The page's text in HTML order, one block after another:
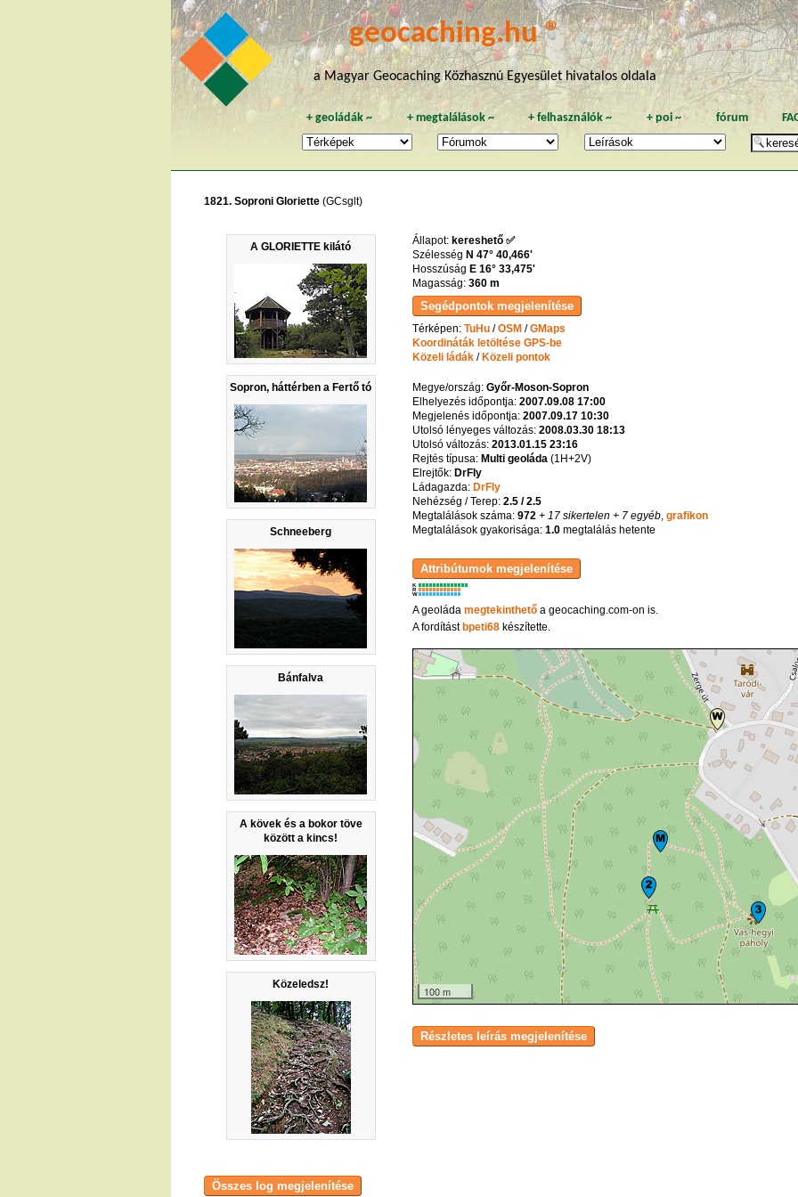
geocaching.hu ®
a Magyar Geocaching Közhasznú Egyesület hivatalos oldala
+geoládák ~ + megtalálások~ +felhasználók ~ +poi~ fórum
1821. Soproni Gloriette (GCsglt)
A GLORIETTE kilátó
Sopron, háttérben a Fertő tó
Schneeberg
Bánfalva
A kövek és a bokor töve
között a kincs!
Közeledsz!
Állapot: kereshető ✅
Szélesség N 47° 40,466'
Hosszúság E 16° 33,475'
Magasság: 360 m
Térképen: TuHu/OSM /GMaps
Koordináták letöltése GPS-be
Közeli ládák/ Közeli pontok
Megye/ország: Győr-Moson-Sopron
Elhelyezés időpontja: 2007.09.08 17:00
Megjelenés időpontja: 2007.09.17 10:30
Utolsó lényeges változás: 2008.03.30 18:13
Utolsó változás: 2013.01.15 23:16
Rejtés típusa: Multi geoláda(1H+2V)
Elrejtők: DrFly
Ládagazda: DrFly
Nehézség / Terep: 2.5 / 2.5
Megtalálások száma: 972+ 17 sikertelen + 7 egyéb, grafikon
Megtalálások gyakorisága: 1.0megtalálás hetente
K
R
W
A geoláda megtekinthetőa geocaching.com-on is.
A fordítást bpeti68készítette.
100 m